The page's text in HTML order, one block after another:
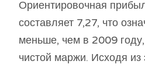
Ориентировочная
составляет 7,27, что
меньше, чем в 2009
чистой маржи. Исходя из